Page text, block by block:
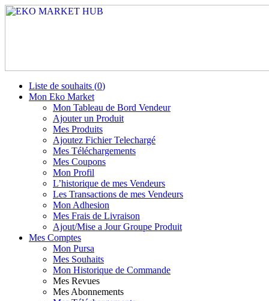
Liste de souhaits (0)
Mon Eko Market
Mon Tableau de Bord Vendeur
Ajouter un Produit
Mes Produits
Ajoutez Fichier Telechargé
Mes Téléchargements
Mes Coupons
Mon Profil
L’historique de mes Vendeurs
Les Transactions de mes Vendeurs
Mon Adhesion
Mes Frais de Livraison
Ajout/Mise a Jour Groupe Produit
Mes Comptes
Mon Pursa
Mes Souhaits
Mon Historique de Commande
Mes Revues
Mes Abonnements